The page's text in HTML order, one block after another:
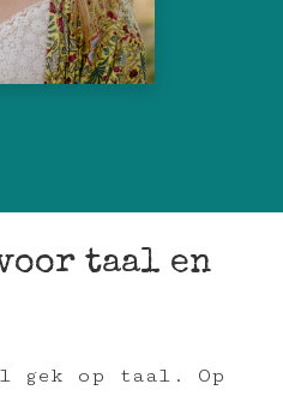
taal en
gek op taal. Op